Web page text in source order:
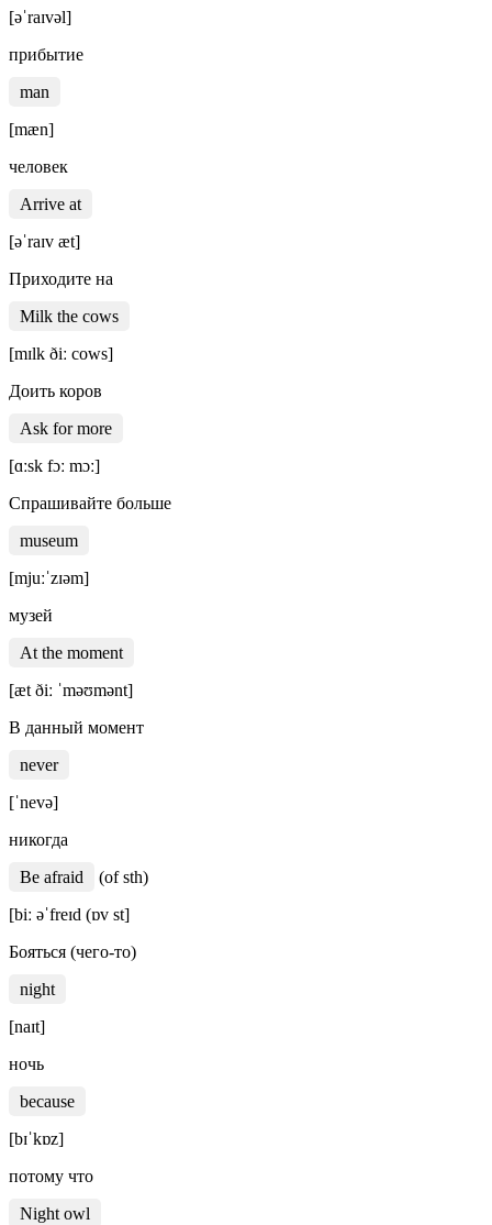
[əˈraɪvəl]
прибытие
man
[mæn]
человек
Arrive at
[əˈraɪv æt]
Приходите на
Milk the cows
[mɪlk ðiː cows]
Доить коров
Ask for more
[ɑːsk fɔː mɔː]
Спрашивайте больше
museum
[mjuːˈzɪəm]
музей
At the moment
[æt ðiː ˈməʊmənt]
В данный момент
never
[ˈnevə]
никогда
Be afraid
(of sth)
[biː əˈfreɪd (ɒv st]
Бояться (чего-то)
night
[naɪt]
ночь
because
[bɪˈkɒz]
потому что
Night owl